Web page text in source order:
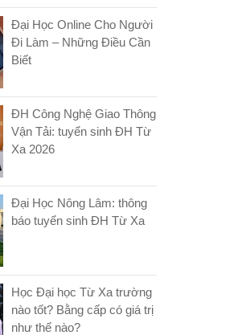
Đại Học Online Cho Người
Đi Làm – Những Điều Cần
Biết
ĐH Công Nghệ Giao Thông
Vận Tải: tuyển sinh ĐH Từ
Xa 2026
Đại Học Nông Lâm: thông
báo tuyển sinh ĐH Từ Xa
Học Đại học Từ Xa trường
nào tốt? Bằng cấp có giá trị
như thế nào?